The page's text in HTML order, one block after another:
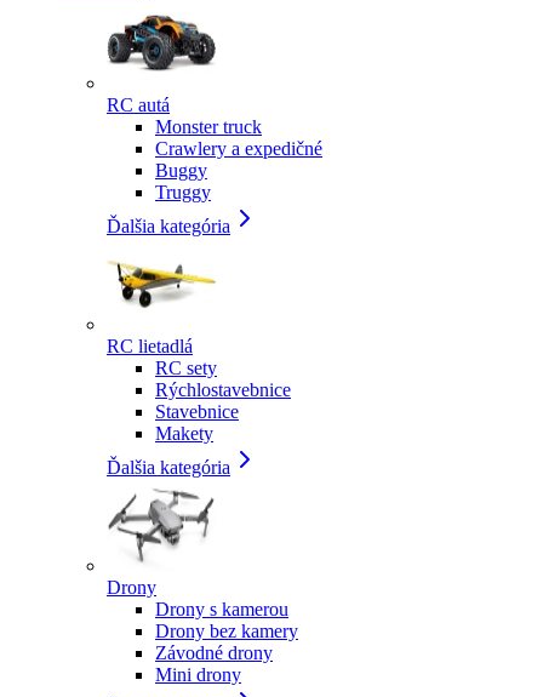
RC autá
Monster truck
Crawlery a expedičné
Buggy
Truggy
Ďalšia kategória
RC lietadlá
RC sety
Rýchlostavebnice
Stavebnice
Makety
Ďalšia kategória
Drony
Drony s kamerou
Drony bez kamery
Závodné drony
Mini drony